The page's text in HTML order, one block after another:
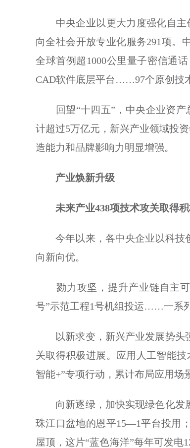
中央企业以更大力度强化自主
向全社会开放专业化服务291项。
全球首例超1000公里量子密信通
CAD软件底层平台……97个原创技
回望“十四五”，中央企业资产
计超过5万亿元，新兴产业领域投
造能力和品牌影响力明显增强。
产业焕新升级
未来产业438项技术攻关取得积
今年以来，各中央企业以科技
向新向优。
勠力攻坚，提升产业链自主可
号”示范工程1号机组投运……一系
以新求变，新兴产业发展势头强
关取得积极进展。应用人工智能
智能+”专项行动，累计布局应用场
向新逐绿，加快实现绿色化发
珠江口盆地的恩平15—1平台投用
屋顶，这片“蓝色海洋”每年可发电